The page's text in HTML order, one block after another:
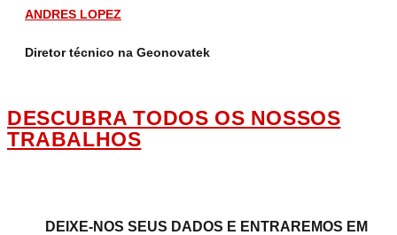
ANDRES LOPEZ
Diretor técnico na Geonovatek
DESCUBRA TODOS OS NOSSOS
TRABALHOS
DEIXE-NOS SEUS DADOS E ENTRAREMOS EM